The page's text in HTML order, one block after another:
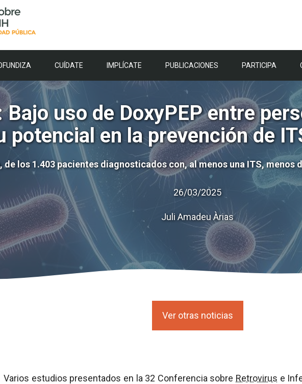
CUÍDATE IMPLÍCATE PUBLICACIONES PARTICIPA
Bajo uso de DoxyPEP entre
potencial en la prevención de
de los 1.403 pacientes diagnosticados con, al menos una ITS, menos
26/03/2025
Juli Amadeu Àrias
Ver otras noticias
Varios estudios presentados en la 32 Conferencia sobre Retrovirus e